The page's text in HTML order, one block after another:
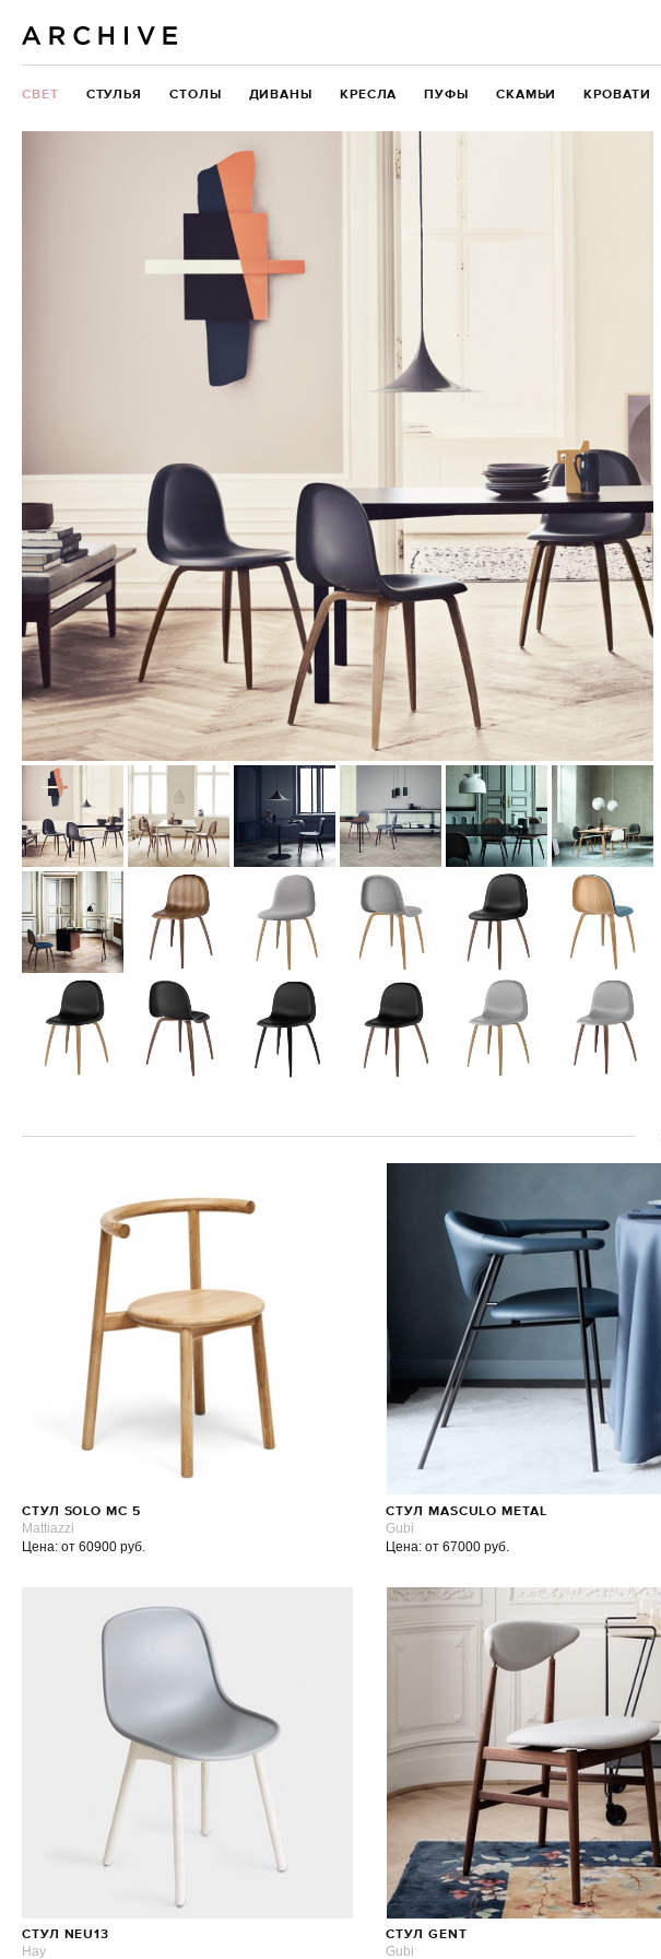
СВЕТ СТУЛЬЯ СТОЛЫ ДИВАНЫ КРЕСЛА ПУФЫ СКАМЬИ КРОВАТИ
СТУЛ SOLO MC 5
Mattiazzi
Цена: от 60900 руб.
СТУЛ MASCULO METAL
Gubi
Цена: от 67000 руб.
СТУЛ NEU13
Hay
СТУЛ GENT
Gubi